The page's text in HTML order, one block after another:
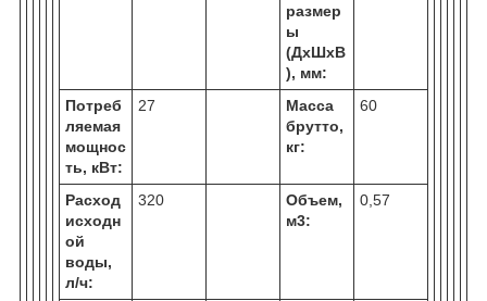
размер
ы
(ДхШхВ
), мм:
Потреб
ляемая
мощнос
ть, кВт:
27
Масса
брутто,
кг:
60
Расход
исходн
ой
воды,
л/ч:
320
Объем,
м3:
0,57